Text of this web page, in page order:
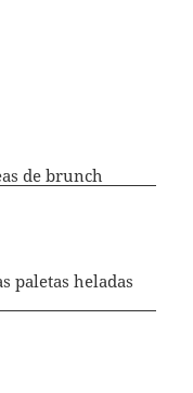
de brunch
paletas heladas